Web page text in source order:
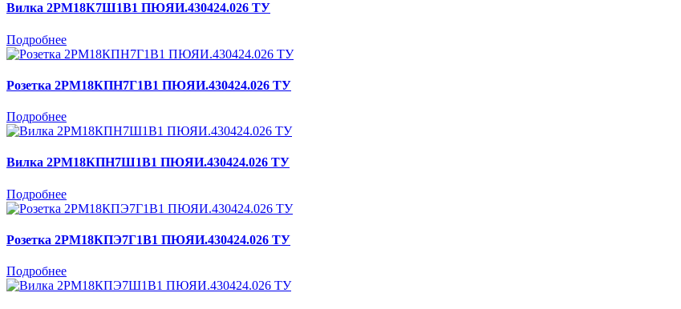
Вилка 2РМ18К7Ш1В1 ПЮЯИ.430424.026 ТУ
Подробнее
Розетка 2РМ18КПН7Г1В1 ПЮЯИ.430424.026 ТУ
Подробнее
Вилка 2РМ18КПН7Ш1В1 ПЮЯИ.430424.026 ТУ
Подробнее
Розетка 2РМ18КПЭ7Г1В1 ПЮЯИ.430424.026 ТУ
Подробнее